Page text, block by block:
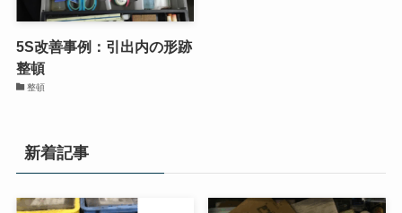
5S改善事例：引出内の形跡
整頓
整頓
新着記事